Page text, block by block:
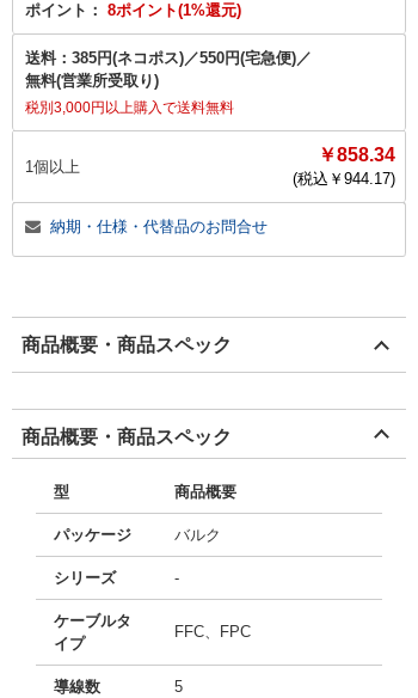
ポイント： 8ポイント(1%還元)
送料： 385円(ネコポス)／550円(宅急便)／
無料(営業所受取り)
税別3,000円以上購入で送料無料
1個以上
￥858.34
(税込￥ 944.17)
納期・仕様・代替品のお問合せ
商品概要・商品スペック
商品概要・商品スペック
型 商品概要
パッケージ バルク
シリーズ -
ケーブルタ
イプ
FFC、FPC
導線数 5